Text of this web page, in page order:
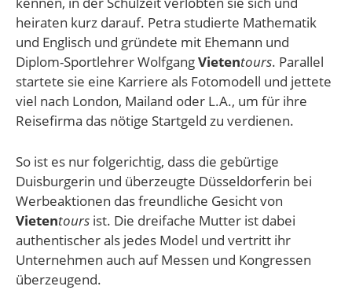
heiraten kurz darauf. Petra studierte Mathematik
und Englisch und gründete mit Ehemann und
Diplom-Sportlehrer WolfgangVietentours. Parallel
startete sie eine Karriere als Fotomodell und jettete
viel nach London, Mailand oder L.A., um für ihre
Reisefirma das nötige Startgeld zu verdienen.
So ist es nur folgerichtig, dass die gebürtige
Duisburgerin und überzeugte Düsseldorferin bei
Werbeaktionen das freundliche Gesicht von
Vietentours ist. Die dreifache Mutter ist dabei
authentischer als jedes Model und vertritt ihr
Unternehmen auch auf Messen und Kongressen
überzeugend.